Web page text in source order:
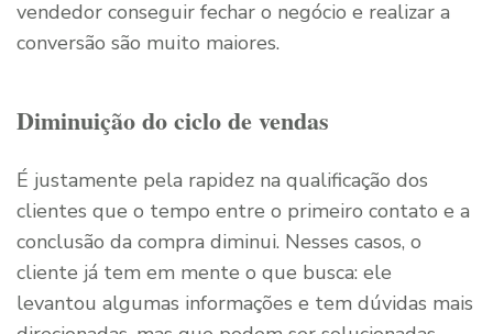
vendedor conseguir fechar o negócio e realizar a
conversão são muito maiores.
Diminuição do ciclo de vendas
É justamente pela rapidez na qualificação dos
clientes que o tempo entre o primeiro contato e a
conclusão da compra diminui. Nesses casos, o
cliente já tem em mente o que busca: ele
levantou algumas informações e tem dúvidas mais